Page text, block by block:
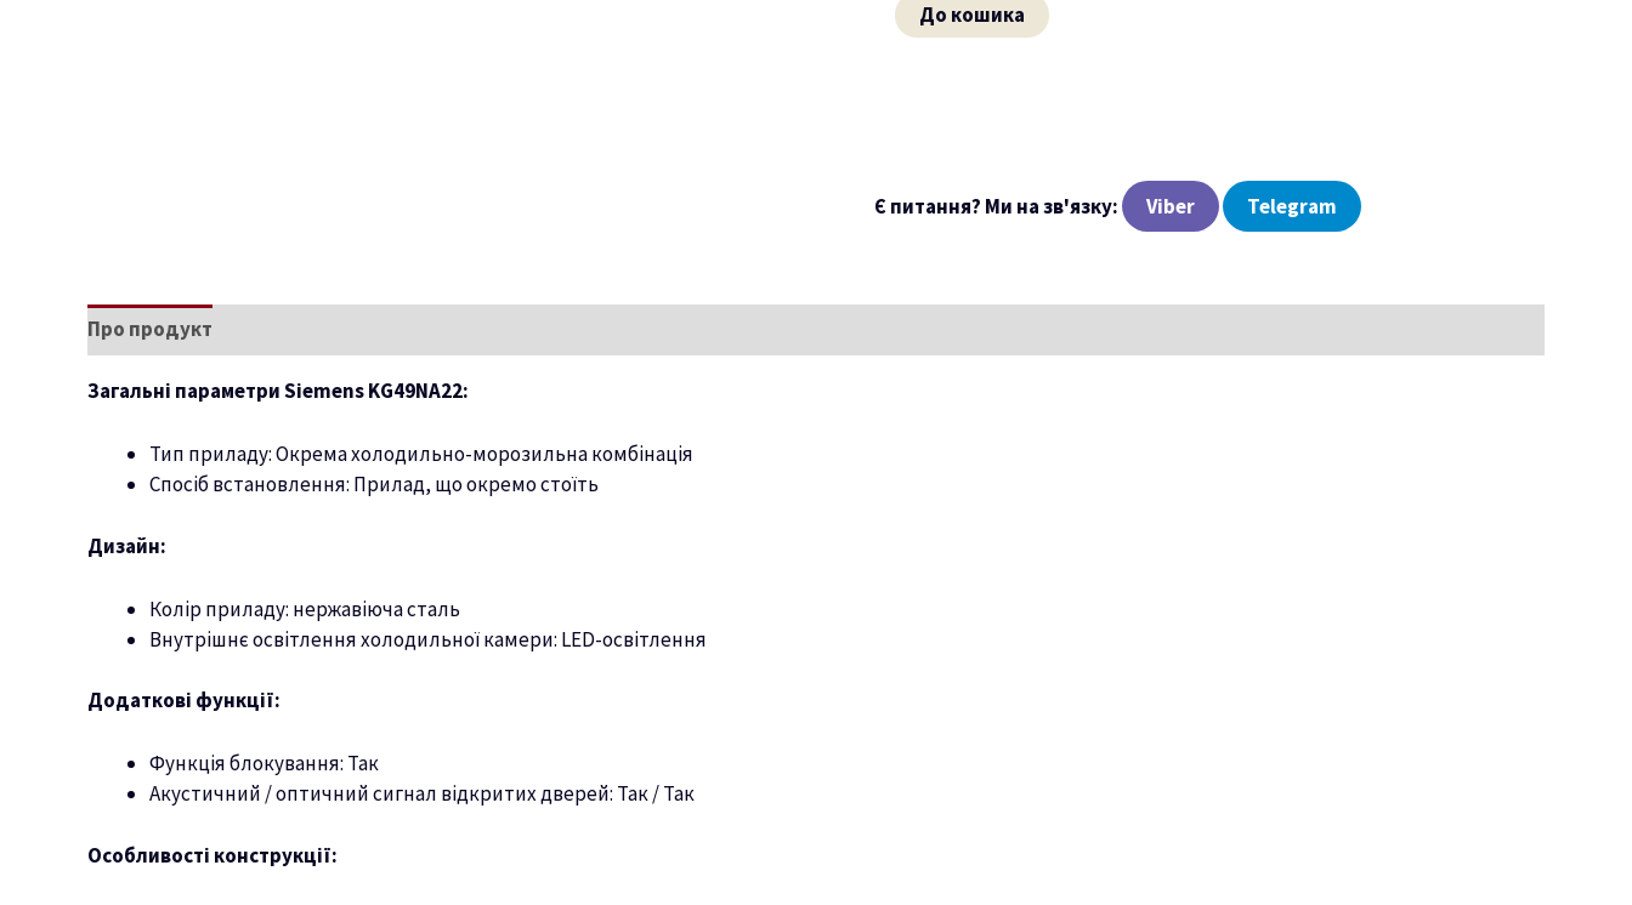
До кошика
Є питання? Ми на зв'язку: Viber Telegram
Про продукт
Загальні параметри Siemens KG49NA22:
Тип приладу: Окрема холодильно-морозильна комбінація
Спосіб встановлення: Прилад, що окремо стоїть
Дизайн:
Колір приладу: нержавіюча сталь
Внутрішнє освітлення холодильної камери: LED-освітлення
Додаткові функції:
Функція блокування: Так
Акустичний / оптичний сигнал відкритих дверей: Так / Так
Особливості конструкції: